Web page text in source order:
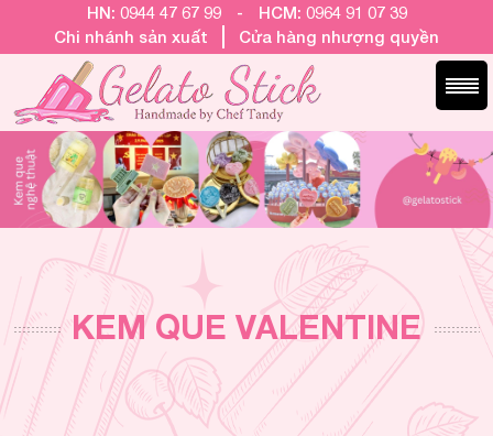
HN: 0944 47 67 99 -
HCM: 0964 91 07 39
Chi nhánh sản xuất
Cửa hàng nhượng quyền
KEM QUE VALENTINE